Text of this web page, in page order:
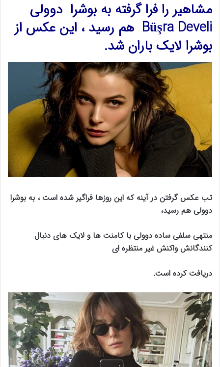
مشاهیر را فرا گرفته به بوشرا دوولی
Büşra Develi هم رسید ، این عکس از
بوشرا لایک باران شد.
تب عکس گرفتن در آینه که این روزها فراگیر شده است ، به بوشرا
دوولی هم رسید،
منتهی سلفی ساده دوولی با کامنت ها و لایک های دنبال
کنندگانش واکنش غیر منتظره ای
دریافت کرده است.